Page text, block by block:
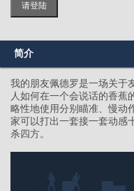
请登陆
简介
我的朋友佩德罗是一场关于
人如何在一个会说话的香蕉
略性地使用分别瞄准、慢动
家可以打出一套接一套动感
杀四方。